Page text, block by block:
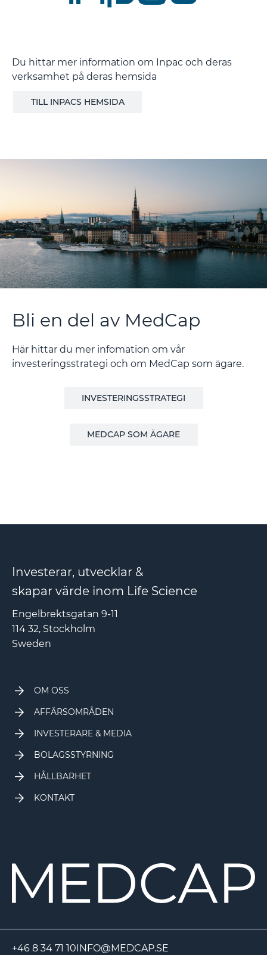
Du hittar mer information om Inpac och deras
verksamhet på deras hemsida
TILL INPACS HEMSIDA
Bli en del av MedCap
Här hittar du mer infomation om vår
investeringsstrategi och om MedCap som ägare.
INVESTERINGSSTRATEGI
MEDCAP SOM ÄGARE
Investerar, utvecklar &
skapar värde inom Life Science
Engelbrektsgatan 9-11
114 32, Stockholm
Sweden
OM OSS
AFFÄRSOMRÅDEN
INVESTERARE & MEDIA
BOLAGSSTYRNING
HÅLLBARHET
KONTAKT
+46 8 34 71 10INFO@MEDCAP.SE